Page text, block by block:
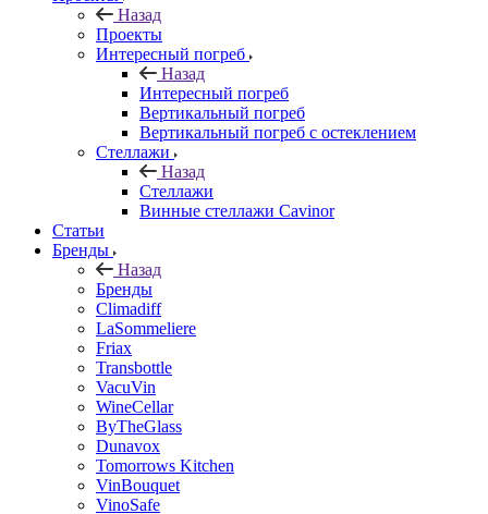
Назад
Проекты
Интересный погреб
Назад
Интересный погреб
Вертикальный погреб
Вертикальный погреб с остеклением
Стеллажи
Назад
Стеллажи
Винные стеллажи Cavinor
Статьи
Бренды
Назад
Бренды
Climadiff
LaSommeliere
Friax
Transbottle
VacuVin
WineCellar
ByTheGlass
Dunavox
Tomorrows Kitchen
VinBouquet
VinoSafe